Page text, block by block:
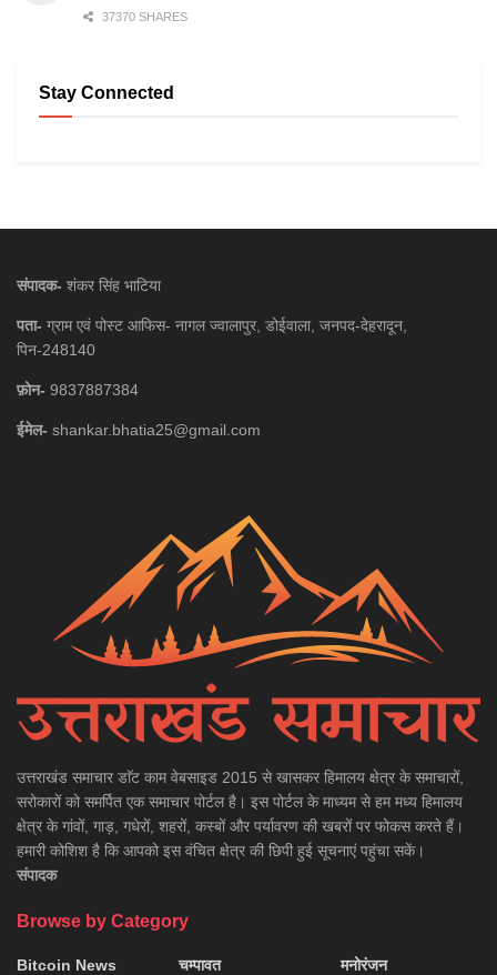
37370 SHARES
Stay Connected
संपादक- शंकर सिंह भाटिया
पता- ग्राम एवं पोस्ट आफिस- नागल ज्वालापुर, डोईवाला, जनपद-देहरादून,
पिन-248140
फ़ोन- 9837887384
ईमेल- shankar.bhatia25@gmail.com
उत्तराखंड समाचार डाॅट काम वेबसाइड 2015 से खासकर हिमालय क्षेत्र के समाचारों,
सरोकारों को समर्पित एक समाचार पोर्टल है। इस पोर्टल के माध्यम से हम मध्य हिमालय
क्षेत्र के गांवों, गाड़, गधेरों, शहरों, कस्बों और पर्यावरण की खबरों पर फोकस करते हैं।
हमारी कोशिश है कि आपको इस वंचित क्षेत्र की छिपी हुई सूचनाएं पहुंचा सकें।
संपादक
Browse by Category
Bitcoin News
चम्पावत
मनोरंजन